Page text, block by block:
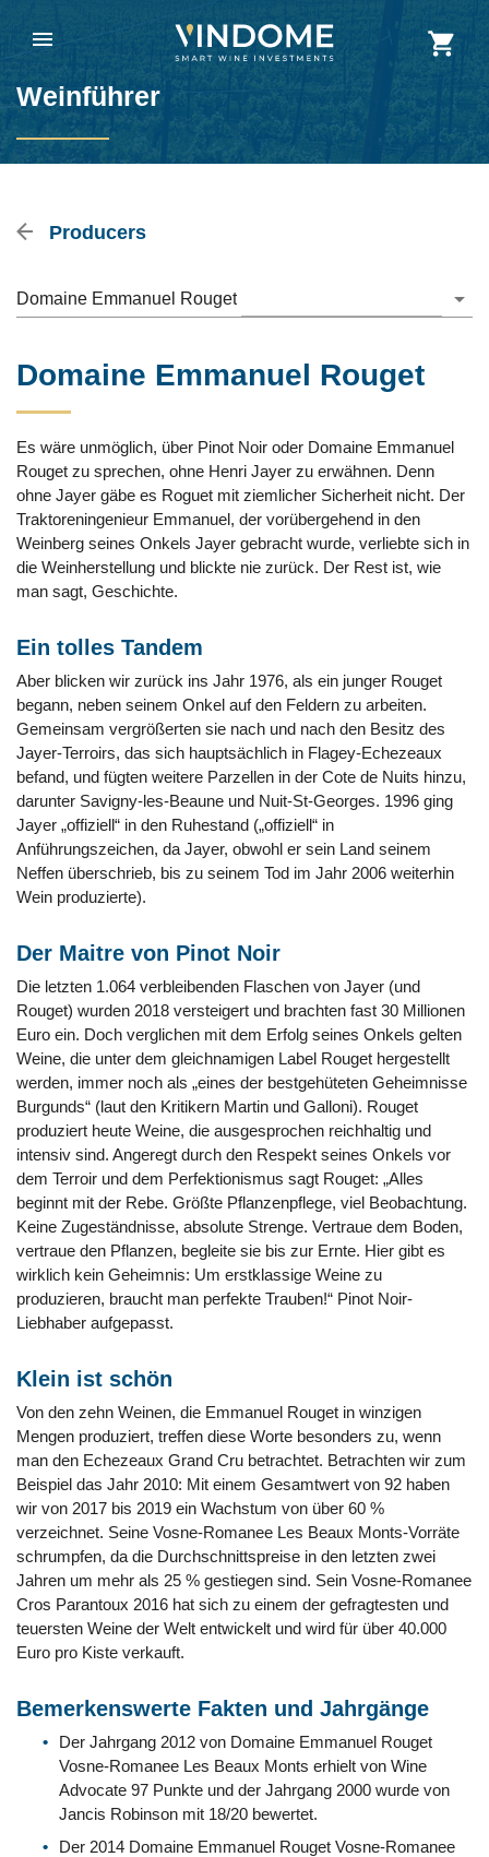
Weinführer
Producers
Domaine Emmanuel Rouget
Domaine Emmanuel Rouget
Es wäre unmöglich, über Pinot Noir oder Domaine Emmanuel
Rouget zu sprechen, ohne Henri Jayer zu erwähnen. Denn
ohne Jayer gäbe es Roguet mit ziemlicher Sicherheit nicht. Der
Traktoreningenieur Emmanuel, der vorübergehend in den
Weinberg seines Onkels Jayer gebracht wurde, verliebte sich in
die Weinherstellung und blickte nie zurück. Der Rest ist, wie
man sagt, Geschichte.
Ein tolles Tandem
Aber blicken wir zurück ins Jahr 1976, als ein junger Rouget
begann, neben seinem Onkel auf den Feldern zu arbeiten.
Gemeinsam vergrößerten sie nach und nach den Besitz des
Jayer-Terroirs, das sich hauptsächlich in Flagey-Echezeaux
befand, und fügten weitere Parzellen in der Cote de Nuits hinzu,
darunter Savigny-les-Beaune und Nuit-St-Georges. 1996 ging
Jayer „offiziell“ in den Ruhestand („offiziell“ in
Anführungszeichen, da Jayer, obwohl er sein Land seinem
Neffen überschrieb, bis zu seinem Tod im Jahr 2006 weiterhin
Wein produzierte).
Der Maitre von Pinot Noir
Die letzten 1.064 verbleibenden Flaschen von Jayer (und
Rouget) wurden 2018 versteigert und brachten fast 30 Millionen
Euro ein. Doch verglichen mit dem Erfolg seines Onkels gelten
Weine, die unter dem gleichnamigen Label Rouget hergestellt
werden, immer noch als „eines der bestgehüteten Geheimnisse
Burgunds“ (laut den Kritikern Martin und Galloni). Rouget
produziert heute Weine, die ausgesprochen reichhaltig und
intensiv sind. Angeregt durch den Respekt seines Onkels vor
dem Terroir und dem Perfektionismus sagt Rouget: „Alles
beginnt mit der Rebe. Größte Pflanzenpflege, viel Beobachtung.
Keine Zugeständnisse, absolute Strenge. Vertraue dem Boden,
vertraue den Pflanzen, begleite sie bis zur Ernte. Hier gibt es
wirklich kein Geheimnis: Um erstklassige Weine zu
produzieren, braucht man perfekte Trauben!“ Pinot Noir-
Liebhaber aufgepasst.
Klein ist schön
Von den zehn Weinen, die Emmanuel Rouget in winzigen
Mengen produziert, treffen diese Worte besonders zu, wenn
man den Echezeaux Grand Cru betrachtet. Betrachten wir zum
Beispiel das Jahr 2010: Mit einem Gesamtwert von 92 haben
wir von 2017 bis 2019 ein Wachstum von über 60 %
verzeichnet. Seine Vosne-Romanee Les Beaux Monts-Vorräte
schrumpfen, da die Durchschnittspreise in den letzten zwei
Jahren um mehr als 25 % gestiegen sind. Sein Vosne-Romanee
Cros Parantoux 2016 hat sich zu einem der gefragtesten und
teuersten Weine der Welt entwickelt und wird für über 40.000
Euro pro Kiste verkauft.
Bemerkenswerte Fakten und Jahrgänge
Der Jahrgang 2012 von Domaine Emmanuel Rouget
Vosne-Romanee Les Beaux Monts erhielt von Wine
Advocate 97 Punkte und der Jahrgang 2000 wurde von
Jancis Robinson mit 18/20 bewertet.
Der 2014 Domaine Emmanuel Rouget Vosne-Romanee